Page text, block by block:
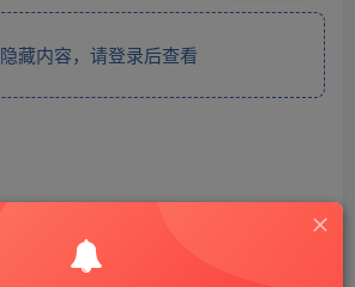
隐藏内容，请登录后查看
THE END